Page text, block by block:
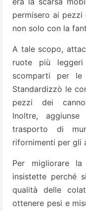
permisero ai pezzi
non solo con la
A tale scopo,
ruote più
scomparti per
Standardizzò le
pezzi dei
Inoltre,
trasporto di
rifornimenti per gli
Per migliorare
insistette perché
qualità delle
ottenere pesi e